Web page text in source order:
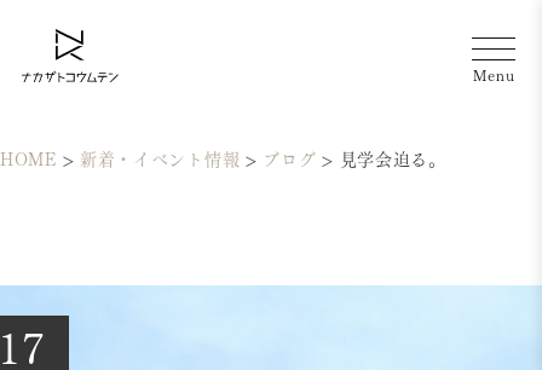
HOME > 新着・イベント情報 > ブログ > 見学会迫る。